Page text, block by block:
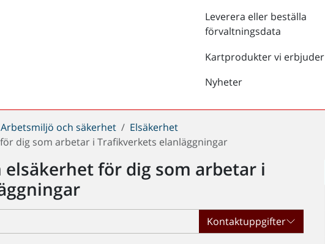
Leverera eller beställa
förvaltningsdata
Kartprodukter vi erbjuder
Nyheter
Arbetsmiljö och säkerhet
Elsäkerhet
dig som arbetar i Trafikverkets elanläggningar
elsäkerhet för dig som arbetar i
Kontaktuppgifter